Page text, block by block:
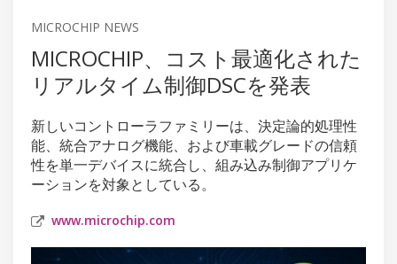
MICROCHIP NEWS
MICROCHIP、コスト最適化された
リアルタイム制御DSCを発表
新しいコントローラファミリーは、決定論的処理性
能、統合アナログ機能、および車載グレードの信頼
性を単一デバイスに統合し、組み込み制御アプリケ
ーションを対象としている。
www.microchip.com